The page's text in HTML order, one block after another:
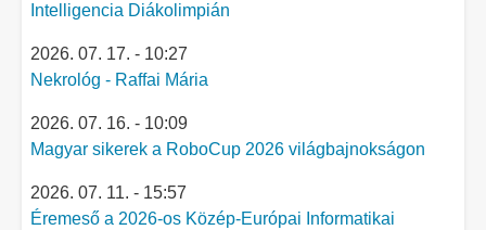
Intelligencia Diákolimpián
2026. 07. 17. - 10:27
Nekrológ - Raffai Mária
2026. 07. 16. - 10:09
Magyar sikerek a RoboCup 2026 világbajnokságon
2026. 07. 11. - 15:57
Éremeső a 2026-os Közép-Európai Informatikai